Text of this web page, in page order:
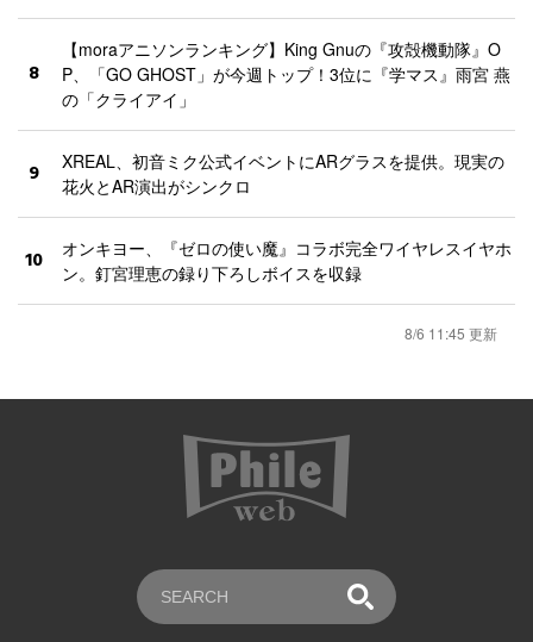
8
【moraアニソンランキング】King Gnuの『攻殻機動隊』O
P、「GO GHOST」が今週トップ！3位に『学マス』雨宮 燕
の「クライアイ」
9
XREAL、初音ミク公式イベントにARグラスを提供。現実の
花火とAR演出がシンクロ
10
オンキヨー、『ゼロの使い魔』コラボ完全ワイヤレスイヤホ
ン。釘宮理恵の録り下ろしボイスを収録
8/6 11:45 更新